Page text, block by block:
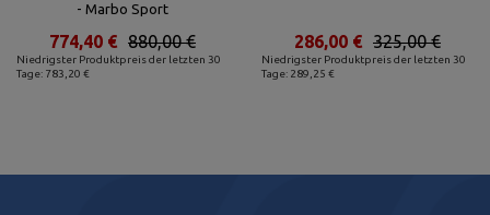
- Marbo Sport
Niedrigster Produktpreis der letzten 30
Tage: 783,20 €
880,00 €
774,40 €
Niedrigster Produktpreis der letzten 30
Tage: 289,25 €
325,00 €
286,00 €